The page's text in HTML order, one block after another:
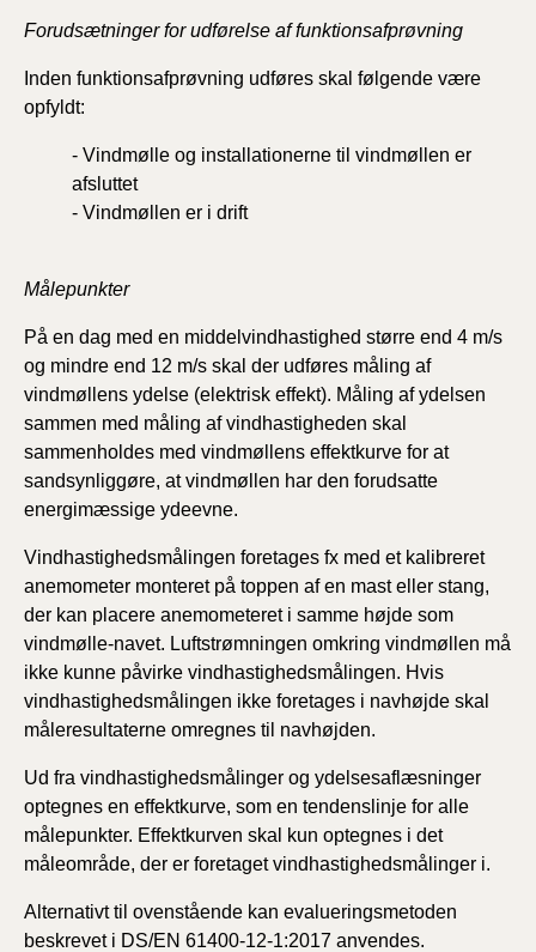
Forudsætninger for udførelse af funktionsafprøvning
Inden funktionsafprøvning udføres skal følgende være
opfyldt:
- Vindmølle og installationerne til vindmøllen er
afsluttet
- Vindmøllen er i drift
Målepunkter
På en dag med en middelvindhastighed større end 4 m/s
og mindre end 12 m/s skal der udføres måling af
vindmøllens ydelse (elektrisk effekt). Måling af ydelsen
sammen med måling af vindhastigheden skal
sammenholdes med vindmøllens effektkurve for at
sandsynliggøre, at vindmøllen har den forudsatte
energimæssige ydeevne.
Vindhastighedsmålingen foretages fx med et kalibreret
anemometer monteret på toppen af en mast eller stang,
der kan placere anemometeret i samme højde som
vindmølle-navet. Luftstrømningen omkring vindmøllen må
ikke kunne påvirke vindhastighedsmålingen. Hvis
vindhastighedsmålingen ikke foretages i navhøjde skal
måleresultaterne omregnes til navhøjden.
Ud fra vindhastighedsmålinger og ydelsesaflæsninger
optegnes en effektkurve, som en tendenslinje for alle
målepunkter. Effektkurven skal kun optegnes i det
måleområde, der er foretaget vindhastighedsmålinger i.
Alternativt til ovenstående kan evalueringsmetoden
beskrevet i DS/EN 61400-12-1:2017 anvendes.